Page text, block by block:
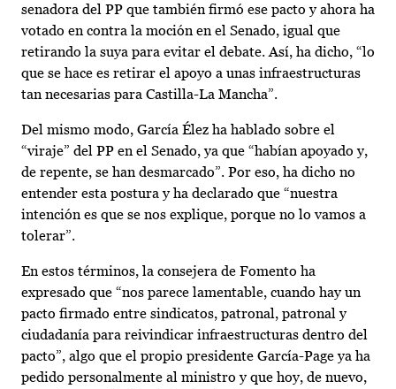
senadora del PP que también firmó ese pacto y ahora ha
votado en contra la moción en el Senado, igual que
retirando la suya para evitar el debate. Así, ha dicho, “lo
que se hace es retirar el apoyo a unas infraestructuras
tan necesarias para Castilla-La Mancha”.
Del mismo modo, García Élez ha hablado sobre el
“viraje” del PP en el Senado, ya que “habían apoyado y,
de repente, se han desmarcado”. Por eso, ha dicho no
entender esta postura y ha declarado que “nuestra
intención es que se nos explique, porque no lo vamos a
tolerar”.
En estos términos, la consejera de Fomento ha
expresado que “nos parece lamentable, cuando hay un
pacto firmado entre sindicatos, patronal, patronal y
ciudadanía para reivindicar infraestructuras dentro del
pacto”, algo que el propio presidente García-Page ya ha
pedido personalmente al ministro y que hoy, de nuevo,